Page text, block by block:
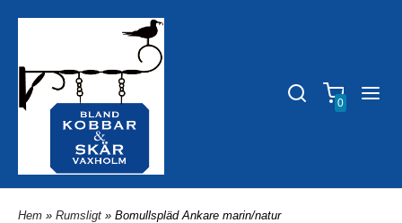
0
Hem » Rumsligt » Bomullspläd Ankare marin/natur